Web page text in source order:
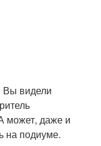
Вы видели
может, даже и
на подиуме.